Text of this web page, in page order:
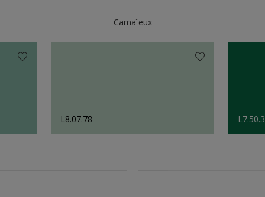
Camaïeux
L8.07.78